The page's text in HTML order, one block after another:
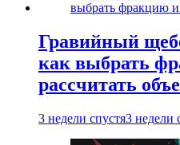
Гравийный
как выбрать
рассчитать
3 недели спустя3 недели